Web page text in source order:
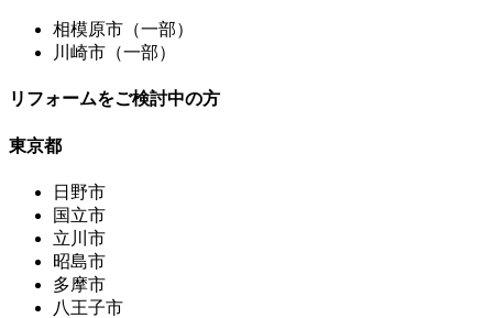
相模原市（一部）
川崎市（一部）
リフォームをご検討中の方
東京都
日野市
国立市
立川市
昭島市
多摩市
八王子市